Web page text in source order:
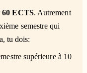
60 ECTS. Autrement
semestre qui
tu dois:
supérieure à 10